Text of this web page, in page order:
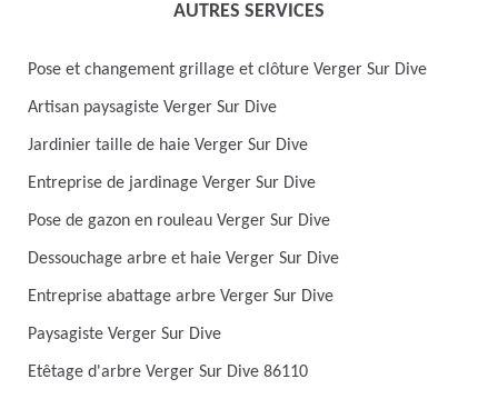
AUTRES SERVICES
Pose et changement grillage et clôture Verger Sur Dive
Artisan paysagiste Verger Sur Dive
Jardinier taille de haie Verger Sur Dive
Entreprise de jardinage Verger Sur Dive
Pose de gazon en rouleau Verger Sur Dive
Dessouchage arbre et haie Verger Sur Dive
Entreprise abattage arbre Verger Sur Dive
Paysagiste Verger Sur Dive
Etêtage d'arbre Verger Sur Dive 86110